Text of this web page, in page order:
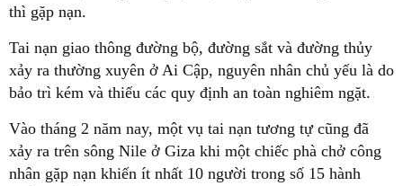
thì gặp nạn.
Tai nạn giao thông đường bộ, đường sắt và đường thủy
xảy ra thường xuyên ở Ai Cập, nguyên nhân chủ yếu là do
bảo trì kém và thiếu các quy định an toàn nghiêm ngặt.
Vào tháng 2 năm nay, một vụ tai nạn tương tự cũng đã
xảy ra trên sông Nile ở Giza khi một chiếc phà chở công
nhân gặp nạn khiến ít nhất 10 người trong số 15 hành